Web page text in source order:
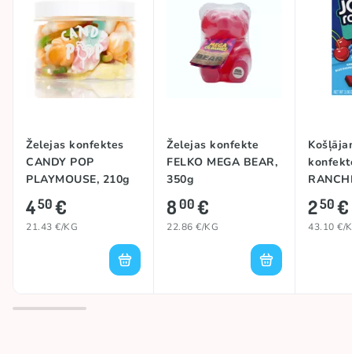
Želejas konfektes
CANDY POP
PLAYMOUSE, 210g
450€
21.43 €/KG
Želejas konfekte
FELKO MEGA BEAR,
350g
800€
22.86 €/KG
58g
250€
43.10 €/